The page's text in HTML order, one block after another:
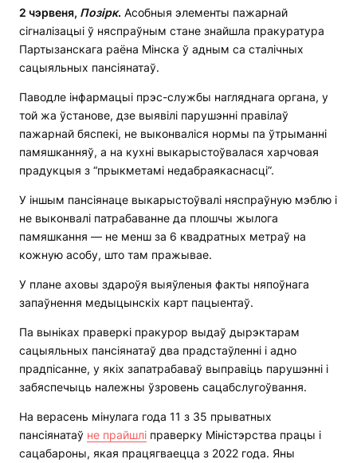
2 чэрвеня, Позірк. Асобныя элементы пажарнай
сігналізацыі ў няспраўным стане знайшла пракуратура
Партызанскага раёна Мінска ў адным са сталічных
сацыяльных пансіянатаў.
Паводле інфармацыі прэс-службы нагляднага органа, у
той жа ўстанове, дзе выявілі парушэнні правілаў
пажарнай бяспекі, не выконваліся нормы па ўтрыманні
памяшканняў, а на кухні выкарыстоўвалася харчовая
прадукцыя з “прыкметамі недабраякаснасці”.
У іншым пансіянаце выкарыстоўвалі няспраўную мэблю і
не выконвалі патрабаванне да плошчы жылога
памяшкання — не менш за 6 квадратных метраў на
кожную асобу, што там пражывае.
У плане аховы здароўя выяўленыя факты няпоўнага
запаўнення медыцынскіх карт пацыентаў.
Па выніках праверкі пракурор выдаў дырэктарам
сацыяльных пансіянатаў два прадстаўленні і адно
прадпісанне, у якіх запатрабаваў выправіць парушэнні і
забяспечыць належны ўзровень сацабслугоўвання.
На верасень мінулага года 11 з 35 прыватных
пансіянатаў не прайшлі праверку Міністэрства працы і
сацабароны, якая працягваецца з 2022 года. Яны